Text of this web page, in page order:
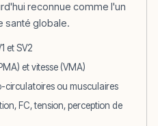
reconnue comme l'un
santé globale.
et SV2
et vitesse (VMA)
circulatoires ou musculaires
FC, tension, perception de